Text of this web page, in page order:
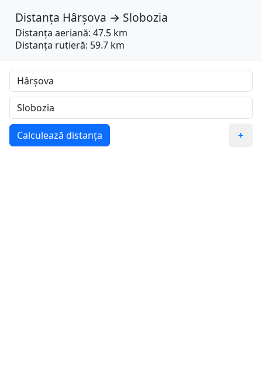
Distanța Hârșova → Slobozia
Distanța aeriană: 47.5 km
Distanța rutieră: 59.7 km
Calculează distanța +